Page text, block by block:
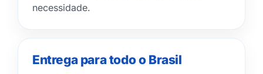
necessidade.
Entrega para todo o Brasil